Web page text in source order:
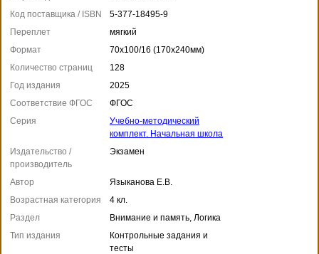
Код поставщика / ISBN
5-377-18495-9
Переплет
мягкий
Формат
70x100/16 (170x240мм)
Количество страниц
128
Год издания
2025
Соответствие ФГОС
ФГОС
Серия
Учебно-методический
комплект. Начальная школа
Издательство /
производитель
Экзамен
Автор
Языканова Е.В.
Возрастная категория
4 кл.
Раздел
Внимание и память, Логика
Тип издания
Контрольные задания и
тесты